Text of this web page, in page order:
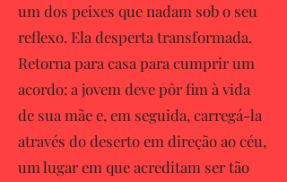
um dos peixes que nadam sob o seu
reflexo. Ela desperta transformada.
Retorna para casa para cumprir um
acordo: a jovem deve pôr fim à vida
de sua mãe e, em seguida, carregá-la
através do deserto em direção ao céu,
um lugar em que acreditam ser tão